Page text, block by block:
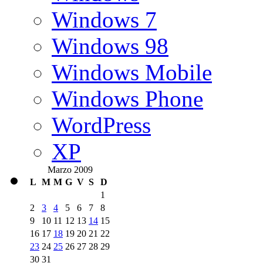
Windows 7
Windows 98
Windows Mobile
Windows Phone
WordPress
XP
Marzo 2009
L M M G V S
D
1
2
3 4 5 6 7
8
9
10 11 12 13 14 15
16 17 18 19 20 21 22
23 24 25 26 27 28 29
30 31